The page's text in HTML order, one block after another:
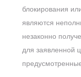
блокирования
являются
незаконно
для заявленной